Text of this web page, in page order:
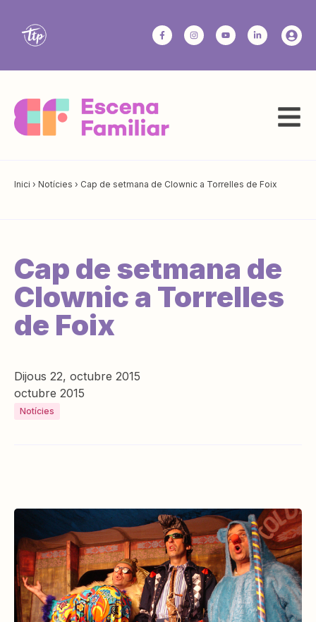
Inici › Notícies › Cap de setmana de Clownic a Torrelles de Foix
Cap de setmana de
Clownic a Torrelles
de Foix
Dijous 22, octubre 2015
octubre 2015
Notícies